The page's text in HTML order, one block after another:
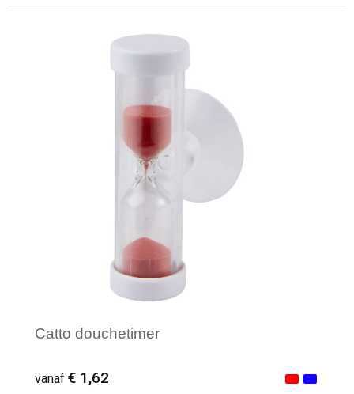
Minimale afname: 100
Catto douchetimer
vanaf € 1,62